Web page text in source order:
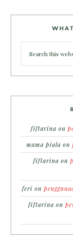
fiftarina on
mama piala on
fiftarina on
feri on
fiftarina on